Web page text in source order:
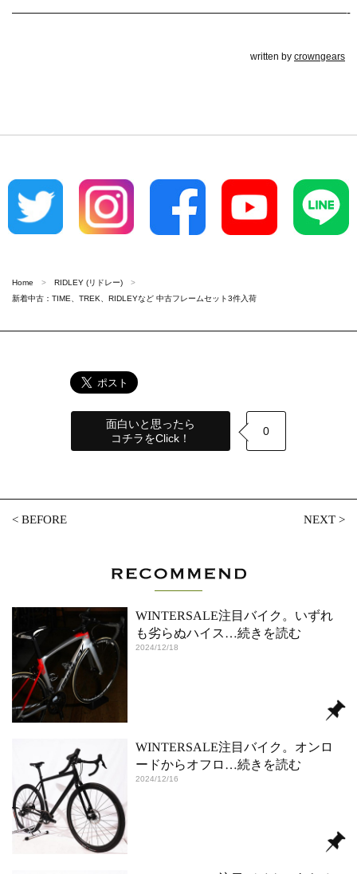
————————————————————————————-
written by crowngears
Home
RIDLEY (リドレー)
新着中古：TIME、TREK、RIDLEYなど 中古フレームセット3件入荷
面白いと思ったら
コチラをClick！
0
<BEFORE NEXT>
WINTERSALE注目バイク。いずれ
も劣らぬハイス …続きを読む
2024/12/18
WINTERSALE注目バイク。オンロ
ードからオフロ …続きを読む
2024/12/16